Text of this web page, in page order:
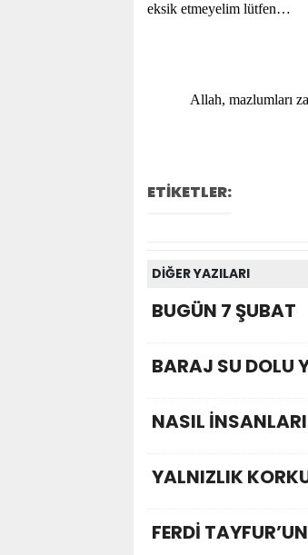
eksik etmeyelim lütfen…
Allah, mazlumları
ETİKETLER:
DİĞER YAZILARI
BUGÜN 7 ŞUBAT
BARAJ SU DOLU
NASIL
YALNIZLIK
FERDİ